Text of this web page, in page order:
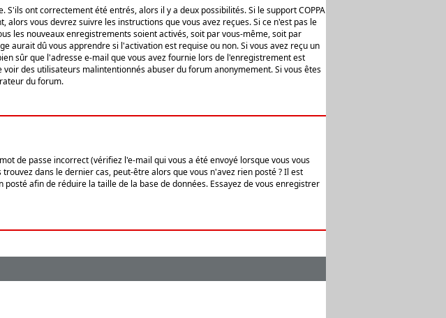
ont correctement été entrés, alors il y a deux possibilités. Si le support COPPA
alors vous devrez suivre les instructions que vous avez reçues. Si ce n'est pas le
les nouveaux enregistrements soient activés, soit par vous-même, soit par
aurait dû vous apprendre si l'activation est requise ou non. Si vous avez reçu un
sûr que l'adresse e-mail que vous avez fournie lors de l'enregistrement est
des utilisateurs malintentionnés abuser du forum anonymement. Si vous êtes
du forum.
de passe incorrect (vérifiez l'e-mail qui vous a été envoyé lorsque vous vous
dans le dernier cas, peut-être alors que vous n'avez rien posté ? Il est
afin de réduire la taille de la base de données. Essayez de vous enregistrer